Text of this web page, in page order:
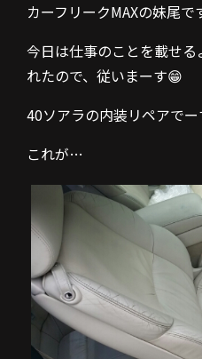
カーフリークMAXの妹尾で
今日は仕事のことを載せ
れたので、従いまーす😁
40ソアラの内装リペアでー
これが…